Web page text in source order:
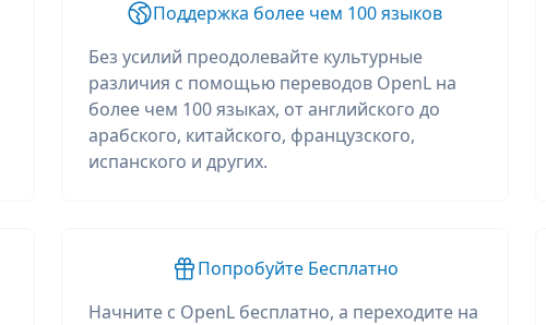
Поддержка более чем 100 языков
Без усилий преодолевайте культурные
различия с помощью переводов OpenL на
более чем 100 языках, от английского до
арабского, китайского, французского,
испанского и других.
Попробуйте Бесплатно
Начните с OpenL бесплатно, а переходите на